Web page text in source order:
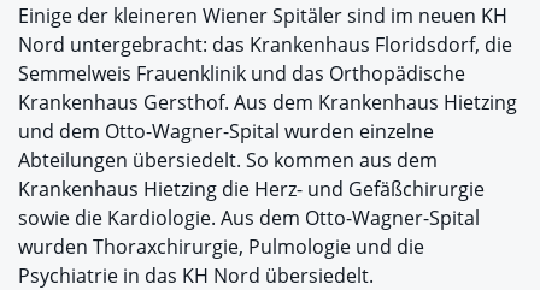
Einige der kleineren Wiener Spitäler sind im neuen KH
Nord untergebracht: das Krankenhaus Floridsdorf, die
Semmelweis Frauenklinik und das Orthopädische
Krankenhaus Gersthof. Aus dem Krankenhaus Hietzing
und dem Otto-Wagner-Spital wurden einzelne
Abteilungen übersiedelt. So kommen aus dem
Krankenhaus Hietzing die Herz- und Gefäßchirurgie
sowie die Kardiologie. Aus dem Otto-Wagner-Spital
wurden Thoraxchirurgie, Pulmologie und die
Psychiatrie in das KH Nord übersiedelt.